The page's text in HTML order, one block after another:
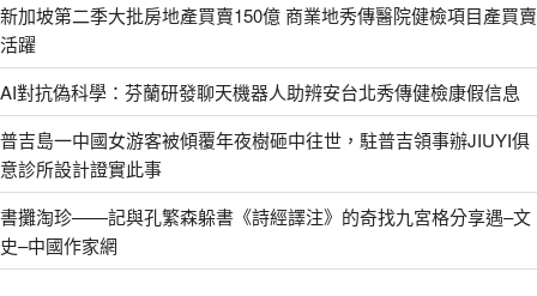
新加坡第二季大批房地產買賣150億 商業地秀傳醫院健檢項目產買賣
活躍
AI對抗偽科學：芬蘭研發聊天機器人助辨安台北秀傳健檢康假信息
普吉島一中國女游客被傾覆年夜樹砸中往世，駐普吉領事辦JIUYI俱
意診所設計證實此事
書攤淘珍——記與孔繁森躲書《詩經譯注》的奇找九宮格分享遇–文
史–中國作家網